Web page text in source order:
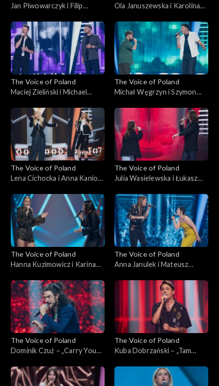
Jan Piwowarczyk i Filip
Open”; „The Voice of
Poland”, Bitwy, 11
października 2025
Ola Januszewska i Karolina
„The Voice of Poland”, Bitwy,
11 października 2025
The Voice of Poland
Maciej Zieliński i Michael
of Poland”, Bitwy, 11
października 2025
The Voice of Poland
Michał Węgrzyn i Szymon
Voice of Poland”, Bitwy, 11
października 2025
The Voice of Poland
Lena Cichocka i Anna Kaniok
Poland”, Bitwy, 11
października 2025
The Voice of Poland
Julia Wasielewska i Łukasz
Voice of Poland”, Bitwy, 11
października 2025
The Voice of Poland
Hanna Kuzimowicz i Karina
You Now”; „The Voice of
Poland”, Bitwy, 11
października 2025
The Voice of Poland
Anna Janulek i Mateusz
Voice of Poland”, Bitwy, 11
października 2025
The Voice of Poland
Dominik Czuż – „Carry You
Poland”, Przesłuchania w
ciemno, 4 października 2025
The Voice of Poland
Kuba Dobrzański – „Tam
of Poland”, Przesłuchania w
ciemno, 4 października 2025